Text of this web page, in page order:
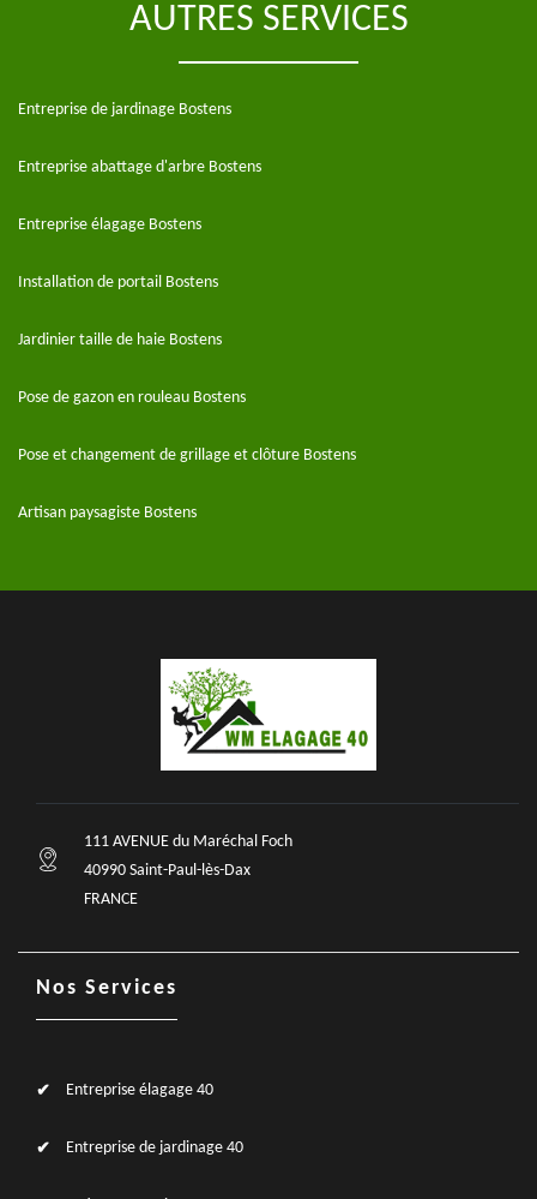
AUTRES SERVICES
Entreprise de jardinage Bostens
Entreprise abattage d'arbre Bostens
Entreprise élagage Bostens
Installation de portail Bostens
Jardinier taille de haie Bostens
Pose de gazon en rouleau Bostens
Pose et changement de grillage et clôture Bostens
Artisan paysagiste Bostens
111 AVENUE du Maréchal Foch
40990 Saint-Paul-lès-Dax
FRANCE
Nos Services
Entreprise élagage 40
Entreprise de jardinage 40